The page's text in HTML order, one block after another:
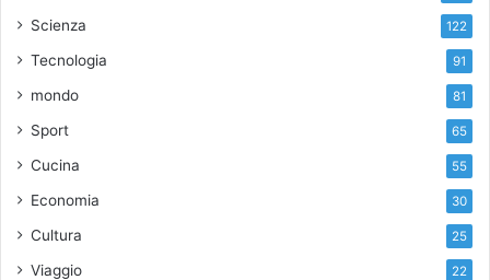
Scienza 122
Tecnologia 91
mondo 81
Sport 65
Cucina 55
Economia 30
Cultura 25
Viaggio 22